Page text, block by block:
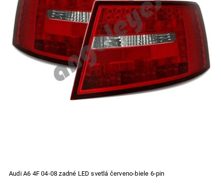
Audi A6 4F 04-08 zadné LED svetlá červeno-biele 6-pin